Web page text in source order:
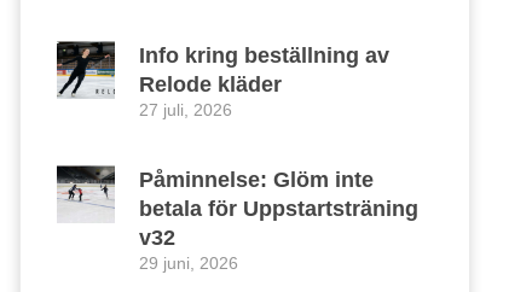
Info kring beställning av
Relode kläder
27 juli, 2026
Påminnelse: Glöm inte
betala för Uppstartsträning
v32
29 juni, 2026